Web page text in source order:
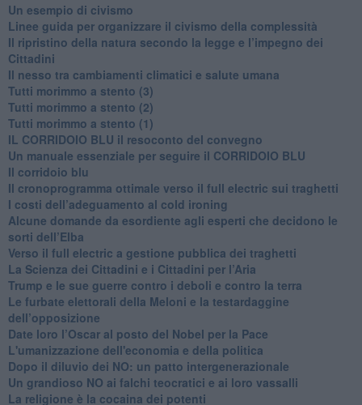
​Un esempio di civismo
​Linee guida per organizzare il civismo della complessità
​Il ripristino della natura secondo la legge e l’impegno dei
Cittadini
Il nesso tra cambiamenti climatici e salute umana
Tutti morimmo a stento (3)
Tutti morimmo a stento (2)
​Tutti morimmo a stento (1)
IL CORRIDOIO BLU il resoconto del convegno
Un manuale essenziale per seguire il CORRIDOIO BLU
Il corridoio blu
​Il cronoprogramma ottimale verso il full electric sui traghetti
​I costi dell’adeguamento al cold ironing
Alcune domande da esordiente agli esperti che decidono le
sorti dell’Elba
Verso il full electric a gestione pubblica dei traghetti​
​La Scienza dei Cittadini e i Cittadini per l’Aria
Trump e le sue guerre contro i deboli e contro la terra
​Le furbate elettorali della Meloni e la testardaggine
dell’opposizione
​Date loro l’Oscar al posto del Nobel per la Pace
L'umanizzazione dell'economia e della politica
​Dopo il diluvio dei NO: un patto intergenerazionale
​Un grandioso NO ai falchi teocratici e ai loro vassalli
La religione è la cocaina dei potenti